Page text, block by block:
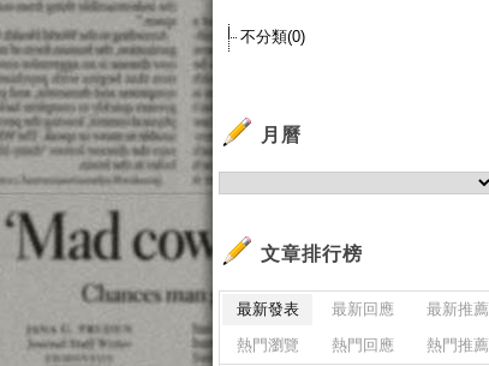
不分類(0)
月曆
文章排行榜
最新發表 最新回應
最新推薦
熱門瀏覽
熱門回應 熱門推薦